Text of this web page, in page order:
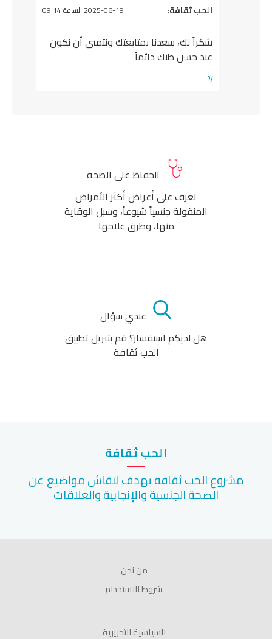
يقول
الحب ثقافة: 2025-06-19 الساعة 09:14
شكراً لك، سعدنا بمتابعتك ونتمنى أن نكون
عند حسن ظنك دائماً
رد
الحفاظ على الصحة
تعرف على أعراض أكثر الأمراض
المنقولة جنسياً شيوعاً، وسبل الوقاية
منها، وطرق علاجها
عندي سؤال
هل لديكم استفسار؟ قم بتنزيل تطبيق
الحب ثقافة
الحب ثقافة
مشروع الحب ثقافة يهدف لنقاش مواضيع عن
الصحة الجنسية والإنجابية والعلاقات
من نحن
شروط الاستخدام
السياسية التحريرية